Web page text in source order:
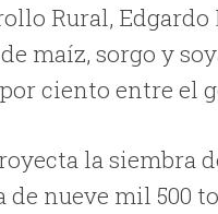
Rural,
maíz, sorgo y
ciento entre el
la siembra
de nueve mil 500